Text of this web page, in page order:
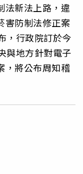
法新法上路，違
害防制法修正案
，行政院訂於今
與地方針對電子
，將公布周知稽